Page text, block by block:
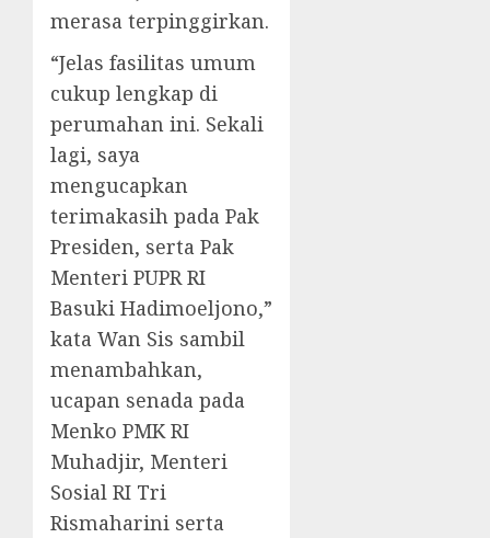
merasa terpinggirkan.
“Jelas fasilitas umum
cukup lengkap di
perumahan ini. Sekali
lagi, saya
mengucapkan
terimakasih pada Pak
Presiden, serta Pak
Menteri PUPR RI
Basuki Hadimoeljono,”
kata Wan Sis sambil
menambahkan,
ucapan senada pada
Menko PMK RI
Muhadjir, Menteri
Sosial RI Tri
Rismaharini serta